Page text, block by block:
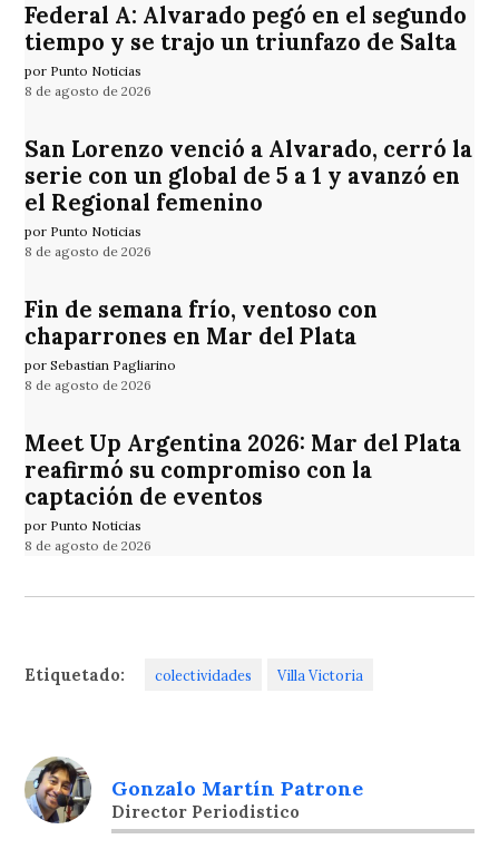
Federal A: Alvarado pegó en el segundo
tiempo y se trajo un triunfazo de Salta
por Punto Noticias
8 de agosto de 2026
San Lorenzo venció a Alvarado, cerró la
serie con un global de 5 a 1 y avanzó en
el Regional femenino
por Punto Noticias
8 de agosto de 2026
Fin de semana frío, ventoso con
chaparrones en Mar del Plata
por Sebastian Pagliarino
8 de agosto de 2026
Meet Up Argentina 2026: Mar del Plata
reafirmó su compromiso con la
captación de eventos
por Punto Noticias
8 de agosto de 2026
Etiquetado: colectividades Villa Victoria
Gonzalo Martín Patrone
Director Periodistico